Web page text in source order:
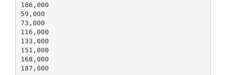
186,000
59,000
73,000
116,000
133,000
151,000
168,000
187,000